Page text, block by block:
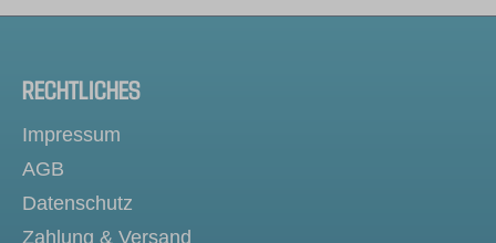
RECHTLICHES
Impressum
AGB
Datenschutz
Zahlung & Versand